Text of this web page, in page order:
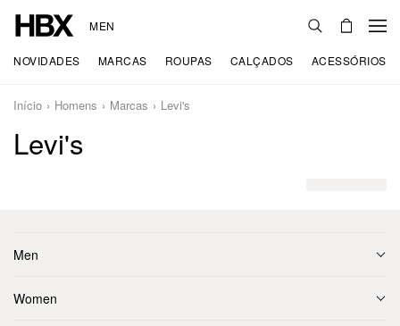
MEN
NOVIDADES MARCAS ROUPAS CALÇADOS ACESSÓRIOS
Início Homens Marcas Levi's
Levi's
Men
Women